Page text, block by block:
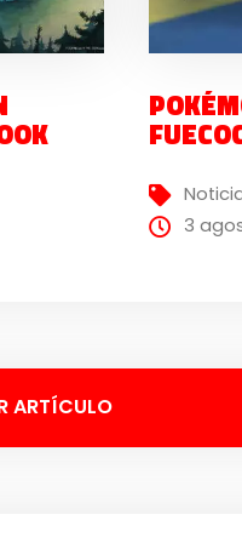
3
ARTÍCULO